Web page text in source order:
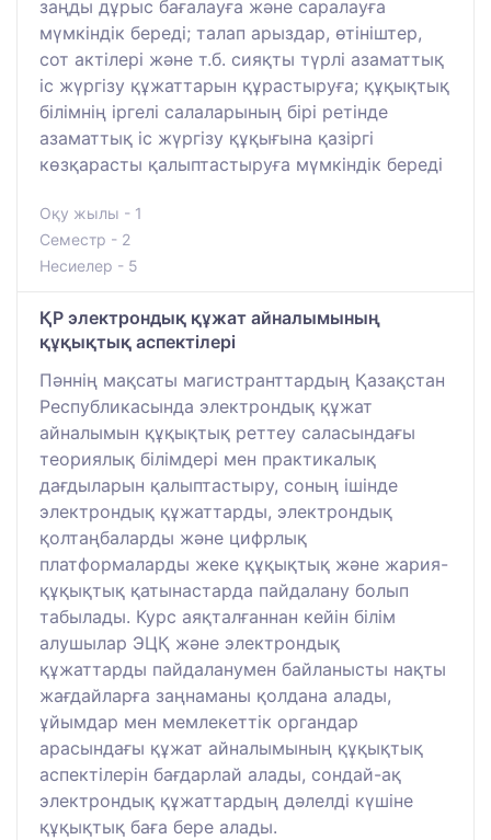
заңды дұрыс бағалауға және саралауға
мүмкіндік береді; талап арыздар, өтініштер,
сот актілері және т.б. сияқты түрлі азаматтық
іс жүргізу құжаттарын құрастыруға; құқықтық
білімнің іргелі салаларының бірі ретінде
азаматтық іс жүргізу құқығына қазіргі
көзқарасты қалыптастыруға мүмкіндік береді
Оқу жылы - 1
Семестр - 2
Несиелер - 5
ҚР электрондық құжат айналымының
құқықтық аспектілері
Пәннің мақсаты магистранттардың Қазақстан
Республикасында электрондық құжат
айналымын құқықтық реттеу саласындағы
теориялық білімдері мен практикалық
дағдыларын қалыптастыру, соның ішінде
электрондық құжаттарды, электрондық
қолтаңбаларды және цифрлық
платформаларды жеке құқықтық және жария-
құқықтық қатынастарда пайдалану болып
табылады. Курс аяқталғаннан кейін білім
алушылар ЭЦҚ және электрондық
құжаттарды пайдаланумен байланысты нақты
жағдайларға заңнаманы қолдана алады,
ұйымдар мен мемлекеттік органдар
арасындағы құжат айналымының құқықтық
аспектілерін бағдарлай алады, сондай-ақ
электрондық құжаттардың дәлелді күшіне
құқықтық баға бере алады.